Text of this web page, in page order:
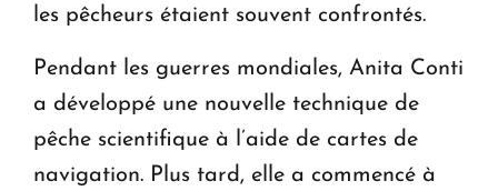
les pêcheurs étaient souvent confrontés.
Pendant les guerres mondiales, Anita Conti
a développé une nouvelle technique de
pêche scientifique à l’aide de cartes de
navigation. Plus tard, elle a commencé à